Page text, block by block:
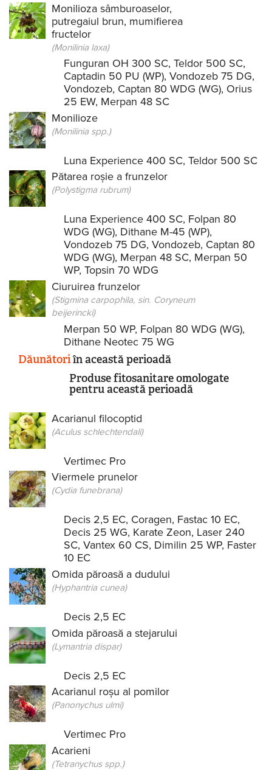
Monilioza sâmburoaselor,
putregaiul brun, mumifierea
fructelor
(Monilinia laxa)
Funguran OH 300 SC, Teldor 500 SC,
Captadin 50 PU (WP), Vondozeb 75 DG,
Vondozeb, Captan 80 WDG (WG), Orius
25 EW, Merpan 48 SC
Monilioze
(Monilinia spp.)
Luna Experience 400 SC, Teldor 500 SC
Pătarea roșie a frunzelor
(Polystigma rubrum)
Luna Experience 400 SC, Folpan 80
WDG (WG), Dithane M-45 (WP),
Vondozeb 75 DG, Vondozeb, Captan 80
WDG (WG), Merpan 48 SC, Merpan 50
WP, Topsin 70 WDG
Ciuruirea frunzelor
(Stigmina carpophila, sin. Coryneum
beijerincki)
Merpan 50 WP, Folpan 80 WDG (WG),
Dithane Neotec 75 WG
Dăunătoriîn această perioadă
Produse fitosanitare omologate
pentru această perioadă
Acarianul filocoptid
(Aculus schlechtendali)
Vertimec Pro
Viermele prunelor
(Cydia funebrana)
Decis 2,5 EC, Coragen, Fastac 10 EC,
Decis 25 WG, Karate Zeon, Laser 240
SC, Vantex 60 CS, Dimilin 25 WP, Faster
10 EC
Omida păroasă a dudului
(Hyphantria cunea)
Decis 2,5 EC
Omida păroasă a stejarului
(Lymantria dispar)
Decis 2,5 EC
Acarianul roșu al pomilor
(Panonychus ulmi)
Vertimec Pro
Acarieni
(Tetranychus spp.)